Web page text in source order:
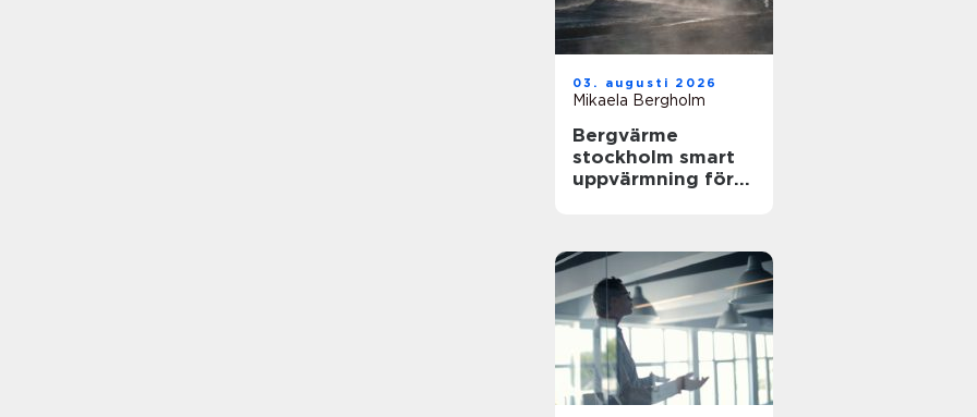
03. augusti 2026
Mikaela Bergholm
Bergvärme
stockholm smart
uppvärmning för